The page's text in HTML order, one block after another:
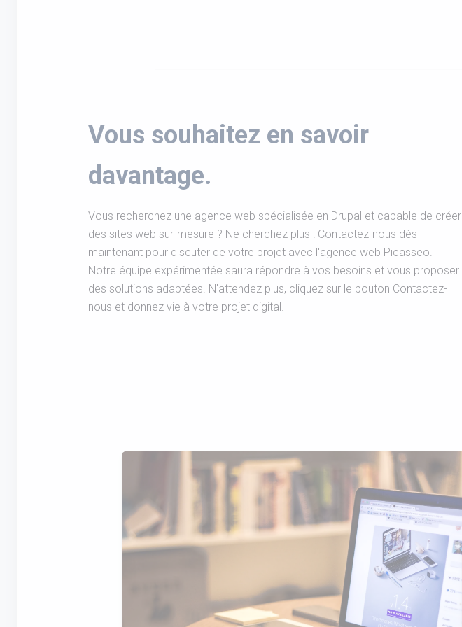
Vous souhaitez en savoir
davantage.
Vous recherchez une agence web spécialisée en Drupal et capable de créer
des sites web sur-mesure ? Ne cherchez plus ! Contactez-nous dès
maintenant pour discuter de votre projet avec l'agence web Picasseo.
Notre équipe expérimentée saura répondre à vos besoins et vous proposer
des solutions adaptées. N'attendez plus, cliquez sur le bouton Contactez-
nous et donnez vie à votre projet digital.